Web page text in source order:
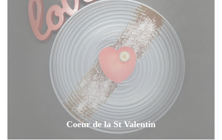
Coeur de la St Valentin